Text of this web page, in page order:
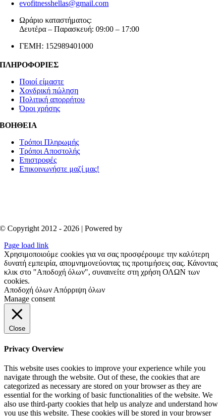
evofitnesshellas@gmail.com
Ωράριο καταστήματος:
Δευτέρα – Παρασκευή: 09:00 – 17:00
ΓΕΜΗ: 152989401000
ΠΛΗΡΟΦΟΡΙΕΣ
Ποιοί είμαστε
Χονδρική πώληση
Πολιτική απορρήτου
Όροι χρήσης
ΒΟΗΘΕΙΑ
Τρόποι Πληρωμής
Τρόποι Αποστολής
Επιστροφές
Επικοινωνήστε μαζί μας!
© Copyright 2012 - 2026 | Powered by
Page load link
Χρησιμοποιούμε cookies για να σας προσφέρουμε την καλύτερη
δυνατή εμπειρία, απομνημονεύοντας τις προτιμήσεις σας. Κάνοντας
κλικ στο "Αποδοχή όλων", συναινείτε στη χρήση ΟΛΩΝ των
cookies.
Αποδοχή όλων Απόρριψη όλων
Manage consent
Close
Privacy Overview
This website uses cookies to improve your experience while you
navigate through the website. Out of these, the cookies that are
categorized as necessary are stored on your browser as they are
essential for the working of basic functionalities of the website. We
also use third-party cookies that help us analyze and understand how
you use this website. These cookies will be stored in your browser